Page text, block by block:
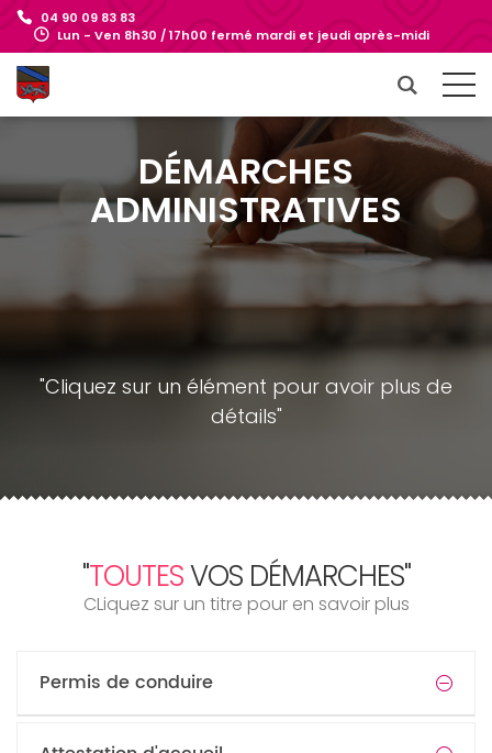
04 90 09 83 83
Lun - Ven 8h30 / 17h00 fermé mardi et jeudi après-midi
DÉMARCHES
ADMINISTRATIVES
"Cliquez sur un élément pour avoir plus de
détails"
"TOUTESVOS DÉMARCHES"
CLiquez sur un titre pour en savoir plus
Permis de conduire